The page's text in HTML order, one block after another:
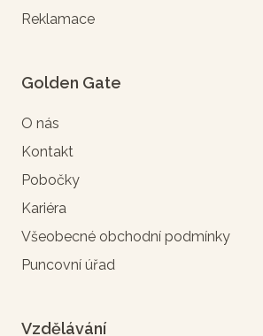
Reklamace
Golden Gate
O nás
Kontakt
Pobočky
Kariéra
Všeobecné obchodní podmínky
Puncovní úřad
Vzdělávání